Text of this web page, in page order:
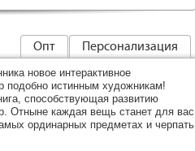
Персонализация
Опт
новое интерактивное
подобно истинным художникам!
способствующая развитию
Отныне каждая вещь станет для вас
ординарных предметах и черпать